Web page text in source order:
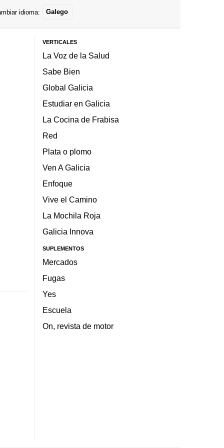
idioma: Galego
VERTICALES
La Voz de la Salud
Sabe Bien
Global Galicia
Estudiar en Galicia
La Cocina de Frabisa
Red
Plata o plomo
Ven A Galicia
Enfoque
Vive el Camino
La Mochila Roja
Galicia Innova
SUPLEMENTOS
Mercados
Fugas
Yes
Escuela
On, revista de motor